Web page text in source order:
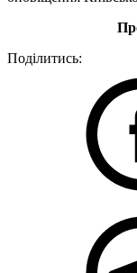
Поділитись: